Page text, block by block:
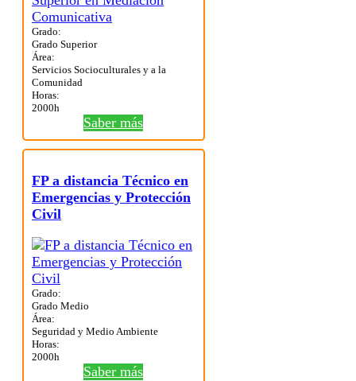
Grado:
Grado Superior
Área:
Servicios Socioculturales y a la
Comunidad
Horas:
2000h
Saber más
FP a distancia Técnico en
Emergencias y Protección
Civil
Grado:
Grado Medio
Área:
Seguridad y Medio Ambiente
Horas:
2000h
Saber más